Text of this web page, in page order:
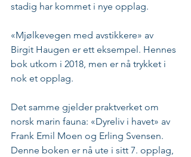
stadig har kommet i nye opplag.
«Mjølkevegen med avstikkere» av
Birgit Haugen er ett eksempel. Hennes
bok utkom i 2018, men er nå trykket i
nok et opplag.
Det samme gjelder praktverket om
norsk marin fauna: «Dyreliv i havet» av
Frank Emil Moen og Erling Svensen.
Denne boken er nå ute i sitt 7. opplag,